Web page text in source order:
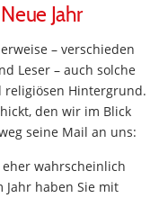
Jahr
– verschieden
Leser – auch solche
religiösen Hintergrund.
den wir im Blick
seine Mail an uns:
eher wahrscheinlich
haben Sie mit